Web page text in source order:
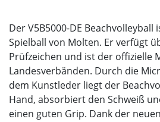
Der V5B5000-DE Beachvolleyball
Spielball von Molten. Er verfügt
Prüfzeichen und ist der offizielle
Landesverbänden. Durch die
dem Kunstleder liegt der
Hand, absorbiert den Schweiß
einen guten Grip. Dank der